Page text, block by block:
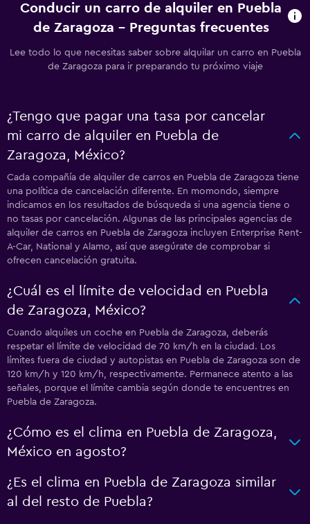
Conducir un carro de alquiler en Puebla
de Zaragoza - Preguntas frecuentes
Lee todo lo que necesitas saber sobre alquilar un carro en Puebla
de Zaragoza para ir preparando tu próximo viaje
¿Tengo que pagar una tasa por cancelar
mi carro de alquiler en Puebla de
Zaragoza, México?
Cada compañía de alquiler de carros en Puebla de Zaragoza tiene
una política de cancelación diferente. En momondo, siempre
indicamos en los resultados de búsqueda si una agencia tiene o
no tasas por cancelación. Algunas de las principales agencias de
alquiler de carros en Puebla de Zaragoza incluyen Enterprise Rent-
A-Car, National y Alamo, así que asegúrate de comprobar si
ofrecen cancelación gratuita.
¿Cuál es el límite de velocidad en Puebla
de Zaragoza, México?
Cuando alquiles un coche en Puebla de Zaragoza, deberás
respetar el límite de velocidad de 70 km/h en la ciudad. Los
límites fuera de ciudad y autopistas en Puebla de Zaragoza son de
120 km/h y 120 km/h, respectivamente. Permanece atento a las
señales, porque el límite cambia según donde te encuentres en
Puebla de Zaragoza.
¿Cómo es el clima en Puebla de Zaragoza,
México en agosto?
¿Es el clima en Puebla de Zaragoza similar
al del resto de Puebla?